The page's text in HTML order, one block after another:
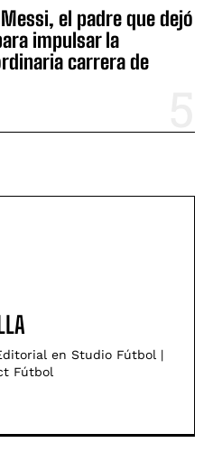
el padre que dejó
impulsar la
carrera de
en Studio Fútbol |
Fútbol